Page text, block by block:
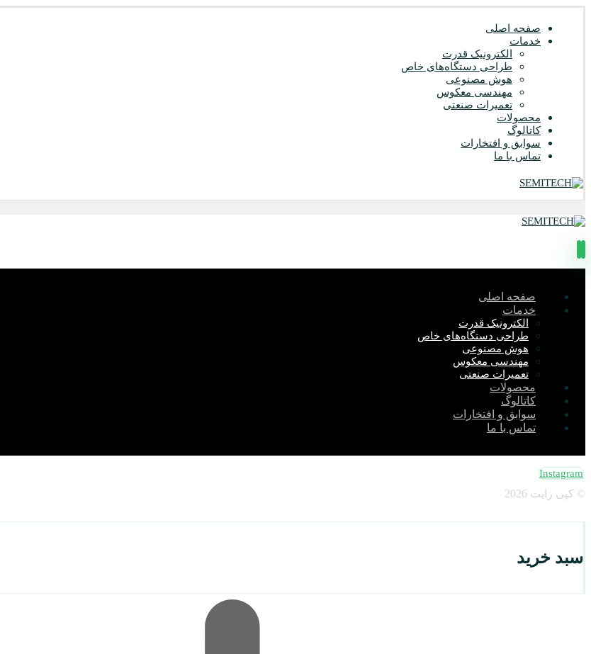
صفحه اصلی
خدمات
الکترونیک قدرت
طراحی دستگاه‌های خاص
هوش مصنوعی
مهندسی معکوس
تعمیرات صنعتی
محصولات
کاتالوگ
سوابق و افتخارات
تماس با ما
صفحه اصلی
خدمات
الکترونیک قدرت
طراحی دستگاه‌های خاص
هوش مصنوعی
مهندسی معکوس
تعمیرات صنعتی
محصولات
کاتالوگ
سوابق و افتخارات
تماس با ما
Instagram
© کپی رایت 2026
سبد خرید